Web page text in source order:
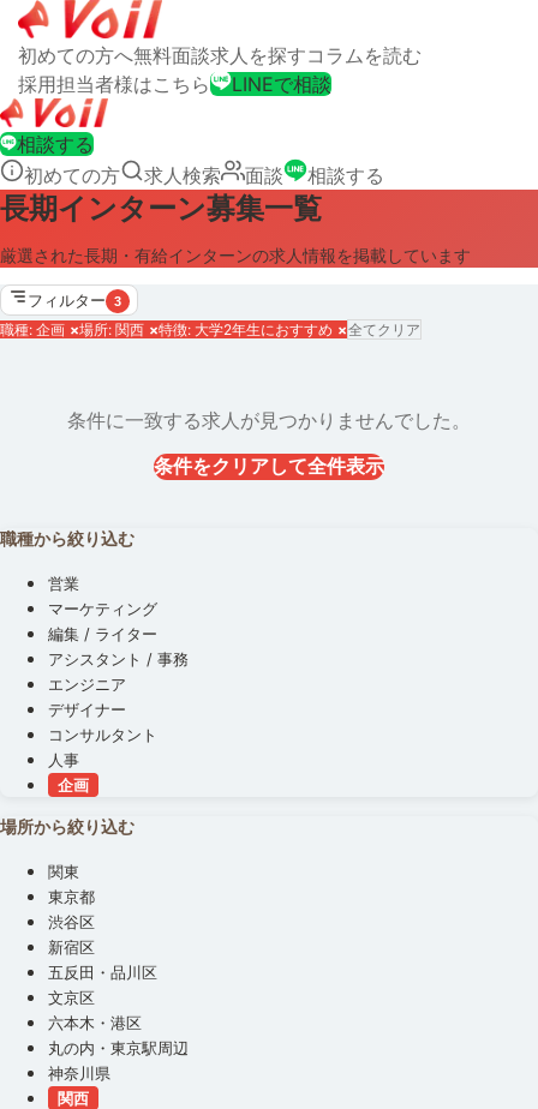
初めての方へ無料面談求人を探すコラムを読む
採用担当者様はこちら
LINEで相談
相談する
初めての方
求人検索 面談 相談する
長期インターン募集一覧
厳選された長期・有給インターンの求人情報を掲載しています
フィルター 3
職種: 企画 ×場所: 関西 ×特徴: 大学2年生におすすめ ×全てクリア
条件に一致する求人が見つかりませんでした。
条件をクリアして全件表示
職種から絞り込む
営業
マーケティング
編集 / ライター
アシスタント / 事務
エンジニア
デザイナー
コンサルタント
人事
企画
場所から絞り込む
関東
東京都
渋谷区
新宿区
五反田・品川区
文京区
六本木・港区
丸の内・東京駅周辺
神奈川県
関西